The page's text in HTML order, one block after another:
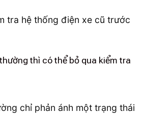
thì có thể bỏ qua kiểm tra
chỉ phản ánh một trạng thái